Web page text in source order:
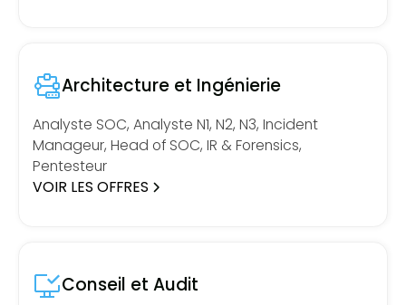
Architecture et Ingénierie
Analyste SOC, Analyste N1, N2, N3, Incident
Manageur, Head of SOC, IR & Forensics,
Pentesteur
VOIR LES OFFRES
Conseil et Audit